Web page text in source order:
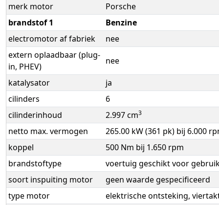
merk motor
Porsche
brandstof 1
Benzine
electromotor af fabriek
nee
extern oplaadbaar (plug-
in, PHEV)
nee
katalysator
ja
cilinders
6
cilinderinhoud
2.997 cm3
netto max. vermogen
265.00 kW (361 pk) bij 6.000
koppel
500 Nm bij 1.650 rpm
brandstoftype
voertuig geschikt voor
soort inspuiting motor
geen waarde gespecificeerd
type motor
elektrische ontsteking,